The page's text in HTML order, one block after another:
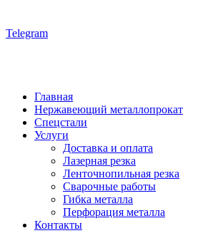
Telegram
Главная
Нержавеющий металлопрокат
Спецстали
Услуги
Доставка и оплата
Лазерная резка
Ленточнопильная резка
Сварочные работы
Гибка металла
Перфорация металла
Контакты